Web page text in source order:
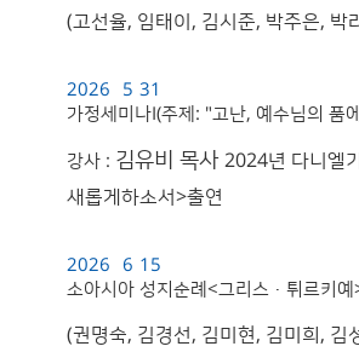
(고선율, 임태이, 김시준, 박주은, 박
2026 5 31
가정세미나I(주제: "고난, 예수님의 품
강사 : 김유비 목사 2024년 다니엘
새롭게하소서>출연
2026 6 15
소아시아 성지순례<그리스·튀르키
(권명숙, 김경선, 김미현, 김미희, 김